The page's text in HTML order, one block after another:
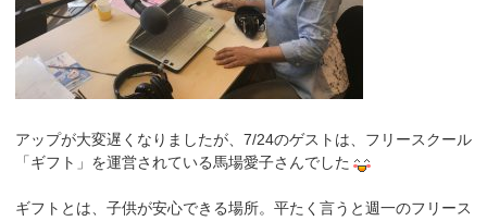
アップが大変遅くなりましたが、7/24のゲストは、フリースクール
「ギフト」を運営されている馬場愛子さんでした
ギフトとは、子供が安心できる場所。平たく言うと週一のフリース